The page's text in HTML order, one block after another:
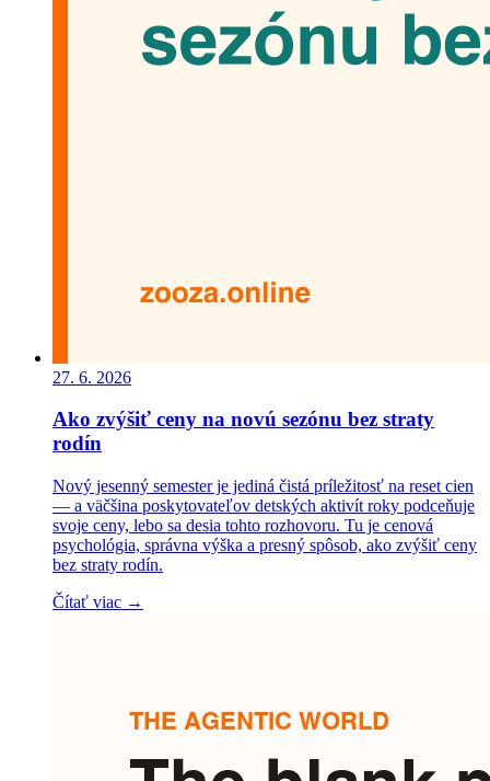
27. 6. 2026
Ako zvýšiť ceny na novú sezónu bez straty
rodín
Nový jesenný semester je jediná čistá príležitosť na reset cien
— a väčšina poskytovateľov detských aktivít roky podceňuje
svoje ceny, lebo sa desia tohto rozhovoru. Tu je cenová
psychológia, správna výška a presný spôsob, ako zvýšiť ceny
bez straty rodín.
Čítať viac →